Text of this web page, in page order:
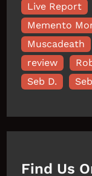
Live Report
Memento
Muscadeath
review
Seb D.
Find Us